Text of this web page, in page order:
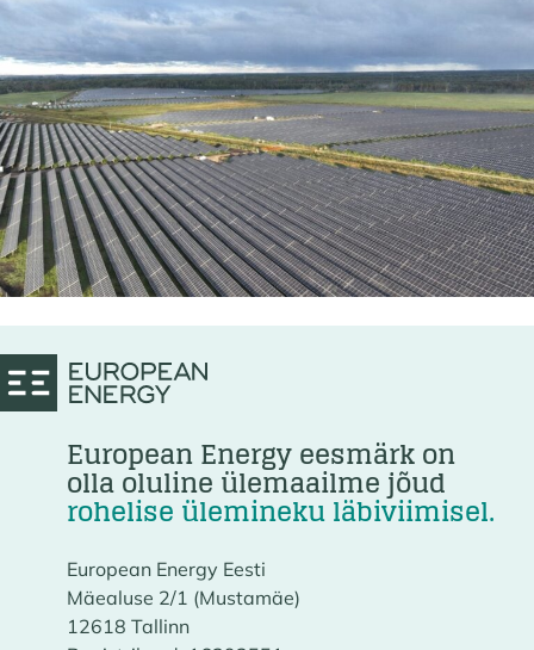
European Energy eesmärk on
olla oluline ülemaailme jõud
rohelise ülemineku läbiviimisel.
European Energy Eesti
Mäealuse 2/1 (Mustamäe)
12618 Tallinn